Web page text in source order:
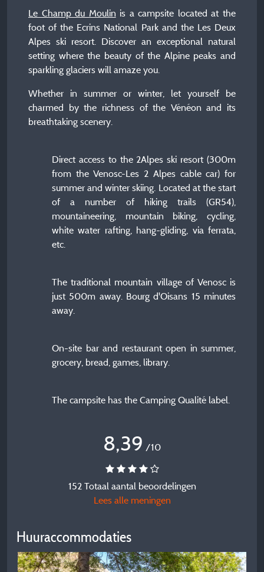
Le Champ du Moulin is a campsite located at the
foot of the Ecrins National Park and the Les Deux
Alpes ski resort. Discover an exceptional natural
setting where the beauty of the Alpine peaks and
sparkling glaciers will amaze you.
Whether in summer or winter, let yourself be
charmed by the richness of the Vénéon and its
breathtaking scenery.
Direct access to the 2Alpes ski resort (300m
from the Venosc-Les 2 Alpes cable car) for
summer and winter skiing. Located at the start
of a number of hiking trails (GR54),
mountaineering, mountain biking, cycling,
white water rafting, hang-gliding, via ferrata,
etc.
The traditional mountain village of Venosc is
just 500m away. Bourg d'Oisans 15 minutes
away.
On-site bar and restaurant open in summer,
grocery, bread, games, library.
The campsite has the Camping Qualité label.
8,39 /10
152 Totaal aantal beoordelingen
Lees alle meningen
Huuraccommodaties